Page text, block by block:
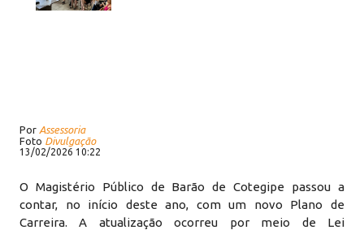
Por Assessoria
Foto Divulgação
13/02/2026 10:22
O Magistério Público de Barão de Cotegipe passou a
contar, no início deste ano, com um novo Plano de
Carreira. A atualização ocorreu por meio de Lei